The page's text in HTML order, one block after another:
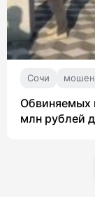
Сочи
Обвиняемых
млн рублей